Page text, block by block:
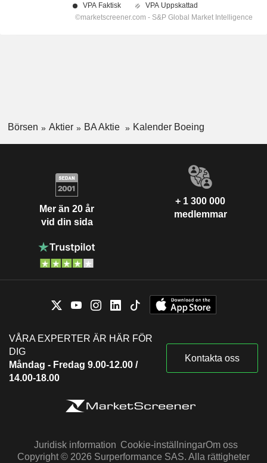
Börsen Aktier BA Aktie Kalender Boeing
Mer än 20 år
vid din sida
+ 1 300 000
medlemmar
VÅRA EXPERTER ÄR HÄR FÖR
DIG
Måndag - Fredag 9.00-12.00 /
14.00-18.00
Kontakta oss
Juridisk information Cookie-inställningarOm oss
Copyright © 2026 Surperformance SAS. Alla rättigheter